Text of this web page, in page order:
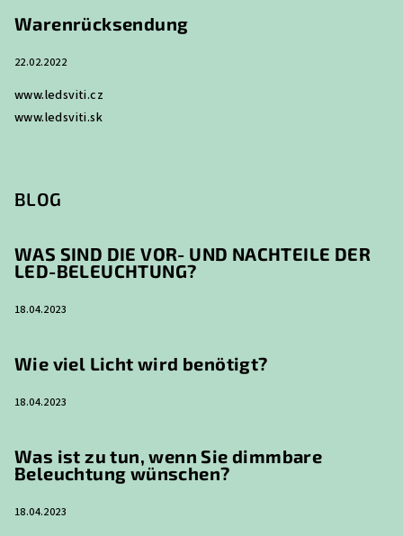
Warenrücksendung
22.02.2022
www.ledsviti.cz
www.ledsviti.sk
BLOG
WAS SIND DIE VOR- UND NACHTEILE DER
LED-BELEUCHTUNG?
18.04.2023
Wie viel Licht wird benötigt?
18.04.2023
Was ist zu tun, wenn Sie dimmbare
Beleuchtung wünschen?
18.04.2023